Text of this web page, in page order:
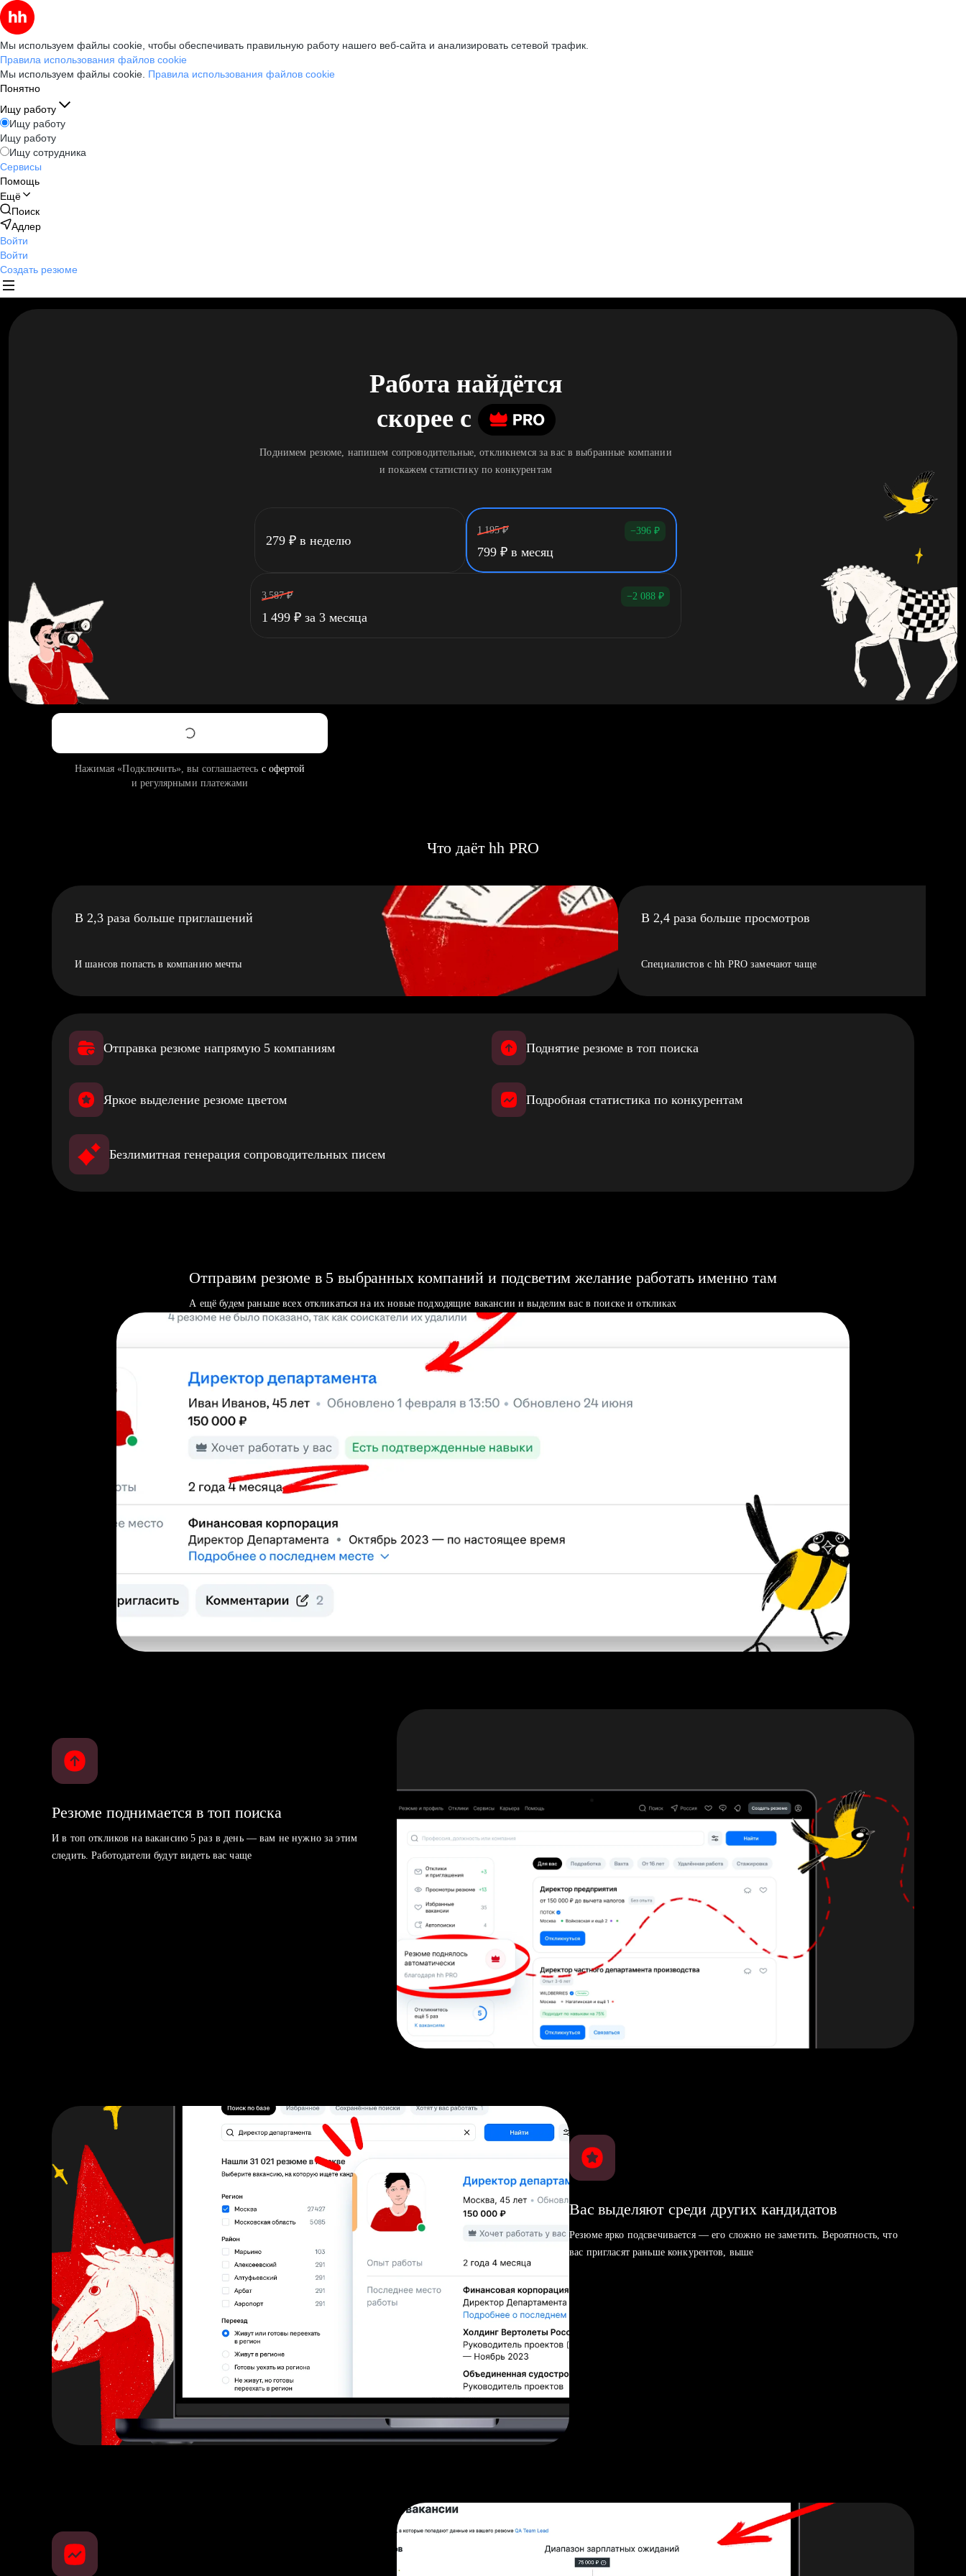
Мы используем файлы cookie, чтобы обеспечивать правильную работу нашего веб-сайта и анализировать сетевой трафик.
Правила использования файлов cookie
Мы используем файлы cookie. Правила использования файлов cookie
Понятно
Ищу работу
Ищу работу
Ищу работу
Ищу сотрудника
Сервисы
Помощь
Ещё
Поиск
Адлер
Войти
Войти
Создать резюме
Работа найдётся
скорее c
Поднимем резюме, напишем сопроводительные, откликнемся за вас в выбранные компании
и покажем статистику по конкурентам
279 ₽ в неделю
1 195 ₽ −396 ₽
799 ₽ в месяц
3 587 ₽ −2 088 ₽
1 499 ₽ за 3 месяца
Нажимая «Подключить», вы соглашаетесь с офертой
и регулярными платежами
Что даёт hh PRO
В 2,3 раза больше приглашений
И шансов попасть в компанию мечты
В 2,4 раза больше просмотров
Специалистов с hh PRO замечают чаще
Отправка резюме напрямую 5 компаниям Поднятие резюме в топ поиска
Яркое выделение резюме цветом Подробная статистика по конкурентам
Безлимитная генерация сопроводительных писем
Отправим резюме в 5 выбранных компаний и подсветим желание работать именно там
А ещё будем раньше всех откликаться на их новые подходящие вакансии и выделим вас в поиске и откликах
Резюме поднимается в топ поиска
И в топ откликов на вакансию 5 раз в день — вам не нужно за этим
следить. Работодатели будут видеть вас чаще
Вас выделяют среди других кандидатов
Резюме ярко подсвечивается — его сложно не заметить. Вероятность, что
вас пригласят раньше конкурентов, выше